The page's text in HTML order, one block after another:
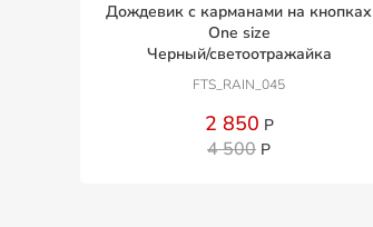
Дождевик с карманами на кнопках
One size
Черный/светоотражайка
FTS_RAIN_045
2 850 Р
4 500 Р